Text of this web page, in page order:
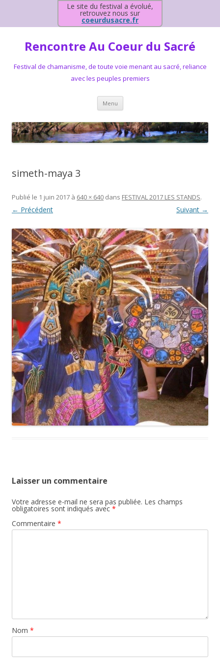
Le site du festival a évolué,
retrouvez nous sur
coeurdusacre.fr
Rencontre Au Coeur du Sacré
Festival de chamanisme, de toute voie menant au sacré, reliance
avec les peuples premiers
Menu Aller au contenu principal
simeth-maya 3
Publié le 1 juin 2017 à 640 × 640 dans FESTIVAL 2017 LES STANDS.
← Précédent Suivant →
Laisser un commentaire
Votre adresse e-mail ne sera pas publiée. Les champs
obligatoires sont indiqués avec *
Commentaire *
Nom *